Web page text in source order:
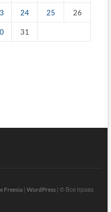
24 25 26
31
Freesia| WordPress| © Все права